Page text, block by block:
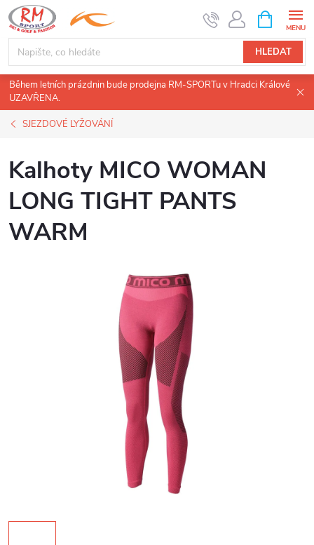
Přejít
na
obsah
HLEDAT
NÁKUPNÍ
KOŠÍK
Během letních prázdnin bude prodejna RM-SPORTu v Hradci Králové
UZAVŘENA.
SJEZDOVÉ LYŽOVÁNÍ
Kalhoty MICO WOMAN
LONG TIGHT PANTS
WARM